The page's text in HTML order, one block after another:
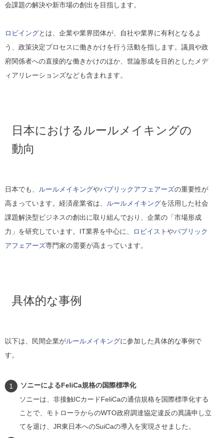
会課題の解決や新市場の創出を目指します。
ロビイングとは、企業や業界団体が、自社や業界に有利となるよ
う、政策決定プロセスに働きかけを行う活動を指します。議員や政
府関係者への直接的な働きかけのほか、世論形成を目的としたメデ
ィアリレーションズなども含まれます。
日本におけるルールメイキングの
動向
日本でも、 ルールメイキングやパブリックアフェアーズの重要性が
高まっています。経済産業省は、 ルールメイキングを活用した社会
課題解決型ビジネスの創出に取り組んでおり、企業の「市場形成
力」を研究しています。IT業界を中心に、
ロビイストやパブリック
アフェアーズ専門家の需要が高まっています。
具体的な事例
以下は、民間企業がルールメイキングに参加した具体的な事例で
す。
ソニーによるFeliCa規格の国際標準化
ソニーは、非接触ICカードFeliCaの通信規格を国際標準化する
ことで、モトローラからのWTO政府調達協定違反の異議申し立
てを退け、JR東日本へのSuiCaの導入を実現させました。